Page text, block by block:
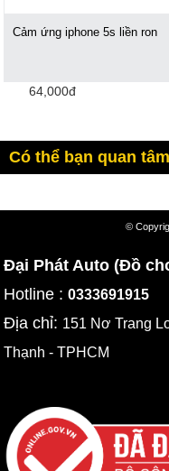
Cảm ứng iphone 5s liền ron
64,000đ
Có thể bạn quan
©
Đại Phát Auto (Đồ
Hotline :0333691915
Địa chỉ: 151 Nơ Trang
Thạnh - TPHCM